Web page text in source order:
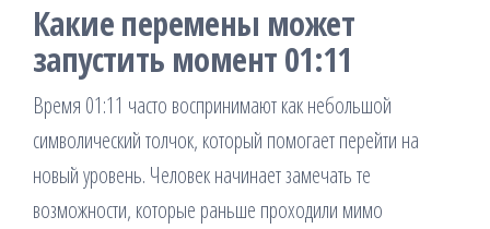
Какие перемены может
запустить момент 01:11
Время 01:11 часто воспринимают как небольшой
символический толчок, который помогает перейти на
новый уровень. Человек начинает замечать те
возможности, которые раньше проходили мимо